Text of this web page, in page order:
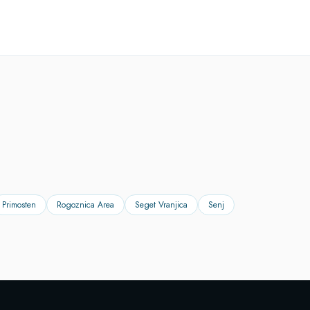
Primosten Rogoznica Area Seget Vranjica Senj